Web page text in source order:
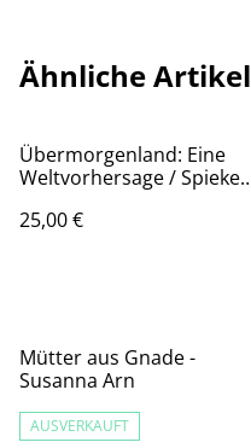
Ähnliche Artikel
Übermorgenland: Eine
Weltvorhersage / Spieker
25,00 €
Mütter aus Gnade -
Susanna Arn
AUSVERKAUFT